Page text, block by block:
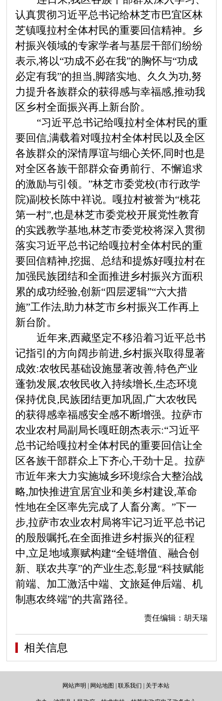
认真贯彻习近平总书记给林芝市巴宜区林
芝镇嘎拉村全体村民的重要回信精神。乡
村振兴领域的专家学者与基层干部们纷纷
表示,将以“功成不必在我”的胸怀与“功成
必定有我”的担当,脚踏实地、久久为功,努
力提升各族群众的获得感与幸福感,推动我
区乡村全面振兴再上新台阶。
“习近平总书记给嘎拉村全体村民的重
要回信,满载着对嘎拉村全体村民以及全区
各族群众的深情厚谊与细心关怀,同时也是
对全区各族干部群众奋勇前行、不懈追求
的激励与引领。”林芝市委党校(市行政学
院)副校长陈中祥说。嘎拉村被誉为“桃花
第一村”,也是林芝市委党校开展党性教育
的实践教学基地,林芝市委党校将深入贯彻
落实习近平总书记给嘎拉村全体村民的重
要回信精神,挖掘、总结和提炼好嘎拉村在
加强民族团结和全面推进乡村振兴方面积
累的成功经验,创新“四层逻辑”“六大措
施”工作法,助力林芝市乡村振兴工作再上
新台阶。
近年来,西藏坚定不移沿着习近平总书
记指引的方向阔步前进,乡村振兴取得显著
成效:农牧民基础设施显著改善,特色产业
蓬勃发展,农牧民收入持续增长,生态环境
保持优良,民族团结更加巩固,广大农牧民
的获得感幸福感安全感不断增强。拉萨市
农业农村局副局长嘎旺朗杰表示:“习近平
总书记给嘎拉村全体村民的重要回信让全
区各族干部群众上下齐心,干劲十足。拉萨
市近年来大力实施城乡环境综合大整治战
略,加快推进宜居宜业和美乡村建设,革命
性地在全区率先完成了人畜分离。”下一
步,拉萨市农业农村局将牢记习近平总书记
的殷殷嘱托,在全面推进乡村振兴的征程
中,立足地域禀赋构建“全链增值、融合创
新、联农共享”的产业生态,彰显“科技赋能
前端、加工激活中端、文旅延伸后端、机
制惠农终端”的共富路径。
责任编辑：胡天瑞
相关信息
网站声明 网站地图 联系我们 关于本站